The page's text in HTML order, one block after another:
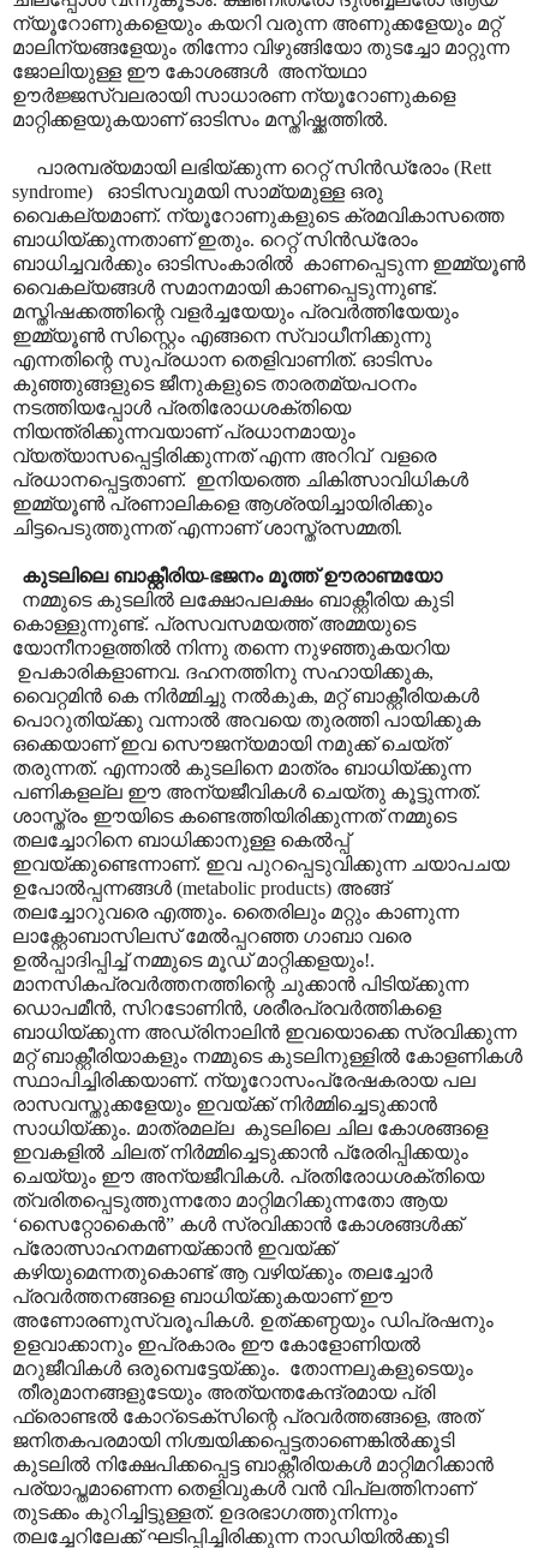
ന്യൂറോണുകളെയും കയറി വരുന്ന അണുക്കളേയും മറ്റ്
മാലിന്യങ്ങളേയും തിന്നോ വിഴുങ്ങിയോ തുടച്ചോ മാറ്റുന്ന
ജോലിയുള്ള ഈ കോശങ്ങൾ അന്യഥാ
ഊർജ്ജസ്വലരായി സാധാരണ ന്യൂറോണുകളെ
മാറ്റിക്കളയുകയാണ് ഓടിസം മസ്തിഷ്ക്കത്തിൽ.
പാരമ്പര്യമായി ലഭിയ്ക്കുന്ന റെറ്റ് സിൻഡ്രോം (Rett
syndrome) ഓടിസവുമയി സാമ്യമുള്ള ഒരു
വൈകല്യമാണ്. ന്യൂറോണുകളുടെ ക്രമവികാസത്തെ
ബാധിയ്ക്കുന്നതാണ് ഇതും. റെറ്റ് സിൻഡ്രോം
ബാധിച്ചവർക്കും ഓടിസംകാരിൽ കാണപ്പെടുന്ന ഇമ്മ്യൂൺ
വൈകല്യങ്ങൾ സമാനമായി കാണപ്പെടുന്നുണ്ട്.
മസ്തിഷക്കത്തിന്റെ വളർച്ചയേയും പ്രവർത്തിയേയും
ഇമ്മ്യൂൺ സിസ്റ്റെം എങ്ങനെ സ്വാധീനിക്കുന്നു
എന്നതിന്റെ സുപ്രധാന തെളിവാണിത്. ഓടിസം
കുഞ്ഞുങ്ങളുടെ ജീനുകളുടെ താരതമ്യപഠനം
നടത്തിയപ്പോൾ പ്രതിരോധശക്തിയെ
നിയന്ത്രിക്കുന്നവയാണ് പ്രധാനമായും
വ്യത്യാസപ്പെട്ടിരിക്കുന്നത് എന്ന അറിവ് വളരെ
പ്രധാനപ്പെട്ടതാണ്. ഇനിയത്തെ ചികിത്സാവിധികൾ
ഇമ്മ്യൂൺ പ്രണാലികളെ ആശ്രയിച്ചായിരിക്കും
ചിട്ടപെടുത്തുന്നത് എന്നാണ് ശാസ്ത്രസമ്മതി.
കുടലിലെ ബാക്റ്റീരിയ-ഭജനം മൂത്ത് ഊരാണ്മയോ
നമ്മുടെ കുടലിൽ ലക്ഷോപലക്ഷം ബാക്റ്റീരിയ കുടി
കൊള്ളുന്നുണ്ട്. പ്രസവസമയത്ത് അമ്മയുടെ
യോനീനാളത്തിൽ നിന്നു തന്നെ നുഴഞ്ഞുകയറിയ
ഉപകാരികളാണവ. ദഹനത്തിനു സഹായിക്കുക,
വൈറ്റമിൻ കെ നിർമ്മിച്ചു നൽകുക, മറ്റ് ബാക്റ്റീരിയകൾ
പൊറുതിയ്ക്കു വന്നാൽ അവയെ തുരത്തി പായിക്കുക
ഒക്കെയാണ് ഇവ സൌജന്യമായി നമുക്ക് ചെയ്ത്
തരുന്നത്. എന്നാൽ കുടലിനെ മാത്രം ബാധിയ്ക്കുന്ന
പണികളല്ല ഈ അന്യജീവികൾ ചെയ്തു കൂട്ടുന്നത്.
ശാസ്ത്രം ഈയിടെ കണ്ടെത്തിയിരിക്കുന്നത് നമ്മുടെ
തലച്ചോറിനെ ബാധിക്കാനുള്ള കെൽ‌പ്പ്
ഇവയ്ക്കുണ്ടെന്നാണ്. ഇവ പുറപ്പെടുവിക്കുന്ന ചയാപചയ
ഉപോൽ‌പ്പന്നങ്ങൾ (metabolic products) അങ്ങ്
തലച്ചോറുവരെ എത്തും. തൈരിലും മറ്റും കാണുന്ന
ലാക്റ്റോബാസിലസ് മേൽ‌പ്പറഞ്ഞ ഗാബാ വരെ
ഉൽ‌പ്പാദിപ്പിച്ച് നമ്മുടെ മൂഡ് മാറ്റിക്കളയും!.
മാനസികപ്രവർത്തനത്തിന്റെ ചുക്കാൻ പിടിയ്ക്കുന്ന
ഡൊപമീൻ, സിറടോണിൻ, ശരീരപ്രവർത്തികളെ
ബാധിയ്ക്കുന്ന അഡ്രിനാലിൻ ഇവയൊക്കെ സ്രവിക്കുന്ന
മറ്റ് ബാക്റ്റീരിയാകളും നമ്മുടെ കുടലിനുള്ളിൽ കോളണികൾ
സ്ഥാപിച്ചിരിക്കയാണ്. ന്യൂറോസംപ്രേഷകരായ പല
രാസവസ്തുക്കളേയും ഇവയ്ക്ക് നിർമ്മിച്ചെടുക്കാൻ
സാധിയ്ക്കും. മാത്രമല്ല കുടലിലെ ചില കോശങ്ങളെ
ഇവകളിൽ ചിലത് നിർമ്മിച്ചെടുക്കാൻ പ്രേരിപ്പിക്കയും
ചെയ്യും ഈ അന്യജീവികൾ. പ്രതിരോധശക്തിയെ
ത്വരിതപ്പെടുത്തുന്നതോ മാറ്റിമറിക്കുന്നതോ ആയ
‘സൈറ്റോകൈൻ” കൾ സ്രവിക്കാൻ കോശങ്ങൾക്ക്
പ്രോത്സാഹനമണയ്ക്കാൻ ഇവയ്ക്ക്
കഴിയുമെന്നതുകൊണ്ട് ആ വഴിയ്ക്കും തലച്ചോർ
പ്രവർത്തനങ്ങളെ ബാധിയ്ക്കുകയാണ് ഈ
അണോരണുസ്വരൂപികൾ. ഉത്ക്കണ്ഠയും ഡിപ്രഷനും
ഉളവാക്കാനും ഇപ്രകാരം ഈ കോളോണിയൽ
മറുജീവികൾ ഒരുമ്പെട്ടേയ്ക്കും. തോന്നലുകളുടെയും
തീരുമാനങ്ങളുടേയും അത്യന്തകേന്ദ്രമായ പ്രി
ഫ്രൊണ്ടൽ കോറ്ടെക്സിന്റെ പ്രവർത്തങ്ങളെ, അത്
ജനിതകപരമായി നിശ്ചയിക്കപ്പെട്ടതാണെങ്കിൽക്കൂടി
കുടലിൽ നിക്ഷേപിക്കപ്പെട്ട ബാക്റ്റീരിയകൾ മാറ്റിമറിക്കാൻ
പര്യാ‍പ്തമാണെന്ന തെളിവുകൾ വൻ വിപ്ലത്തിനാണ്
തുടക്കം കുറിച്ചിട്ടുള്ളത്. ഉദരഭാഗത്തുനിന്നും
തലച്ചേറിലേക്ക് ഘടിപ്പിച്ചിരിക്കുന്ന നാഡിയിൽക്കൂടി